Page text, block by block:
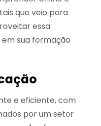
que veio para
essa
sua formação
e eficiente, com
por um setor